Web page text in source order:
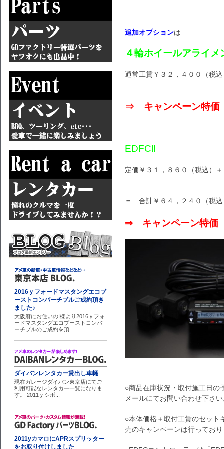
追加オプションは
４輪ホイールアライメ
通常工賃￥３２，４００（税
⇒ キャンペーン特価
EDFCⅡ
定価￥３１，８６０（税込
＝ 合計￥６４，２４０（税
⇒ キャンペーン特価
○商品在庫状況・取付施工日の
メールにてお問い合わせ下さ
○本体価格＋取付工賃のセット
売のキャンペーンは行ってお